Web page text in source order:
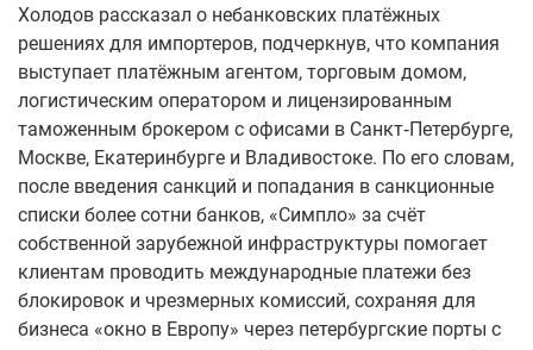
Холодов рассказал о небанковских платёжных
решениях для импортеров, подчеркнув, что компания
выступает платёжным агентом, торговым домом,
логистическим оператором и лицензированным
таможенным брокером с офисами в Санкт‑Петербурге,
Москве, Екатеринбурге и Владивостоке. По его словам,
после введения санкций и попадания в санкционные
списки более сотни банков, «Симпло» за счёт
собственной зарубежной инфраструктуры помогает
клиентам проводить международные платежи без
блокировок и чрезмерных комиссий, сохраняя для
бизнеса «окно в Европу» через петербургские порты с